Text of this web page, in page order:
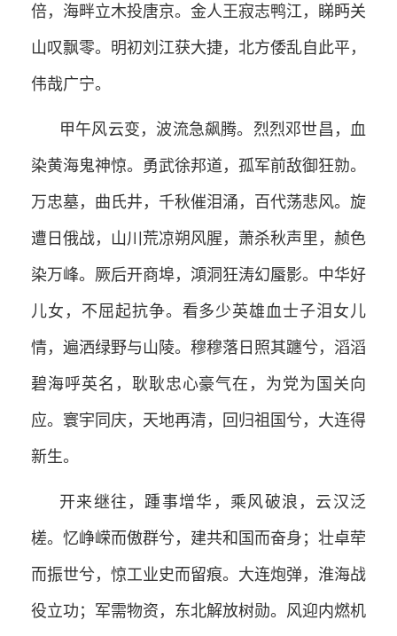
倍，海畔立木投唐京。金人王寂志鸭江，睇眄关
山叹飘零。明初刘江获大捷，北方倭乱自此平，
伟哉广宁。
甲午风云变，波流急飙腾。烈烈邓世昌，血
染黄海鬼神惊。勇武徐邦道，孤军前敌御狂勍。
万忠墓，曲氏井，千秋催泪涌，百代荡悲风。旋
遭日俄战，山川荒凉朔风腥，萧杀秋声里，赪色
染万峰。厥后开商埠，澒洞狂涛幻蜃影。中华好
儿女，不屈起抗争。看多少英雄血士子泪女儿
情，遍洒绿野与山陵。穆穆落日照其躔兮，滔滔
碧海呼英名，耿耿忠心豪气在，为党为国关向
应。寰宇同庆，天地再清，回归祖国兮，大连得
新生。
开来继往，踵事增华，乘风破浪，云汉泛
槎。忆峥嵘而傲群兮，建共和国而奋身；壮卓荦
而振世兮，惊工业史而留痕。大连炮弹，淮海战
役立功；军需物资，东北解放树勋。风迎内燃机